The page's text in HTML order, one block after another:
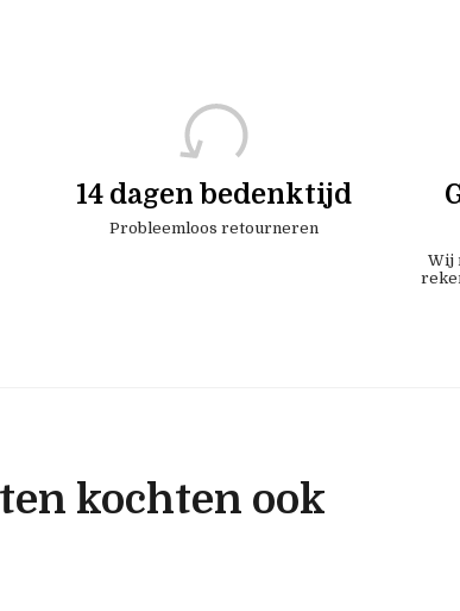
14 dagen bedenktijd
Probleemloos retourneren
Wij
kochten ook